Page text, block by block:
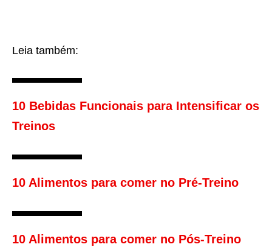
Leia também:
10 Bebidas Funcionais para Intensificar os
Treinos
10 Alimentos para comer no Pré-Treino
10 Alimentos para comer no Pós-Treino